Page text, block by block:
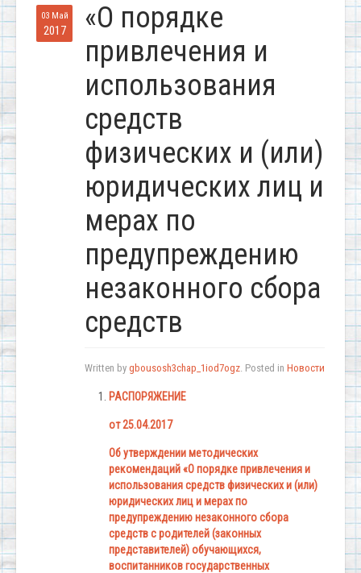
03 Май
2017
«О порядке
привлечения и
использования
средств
физических и (или)
юридических лиц и
мерах по
предупреждению
незаконного сбора
средств
Written by gbousosh3chap_1iod7ogz. Posted in Новости
РАСПОРЯЖЕНИЕ
от 25.04.2017
Об утверждении методических
рекомендаций «О порядке привлечения и
использования средств физических и (или)
юридических лиц и мерах по
предупреждению незаконного сбора
средств с родителей (законных
представителей) обучающихся,
воспитанников государственных